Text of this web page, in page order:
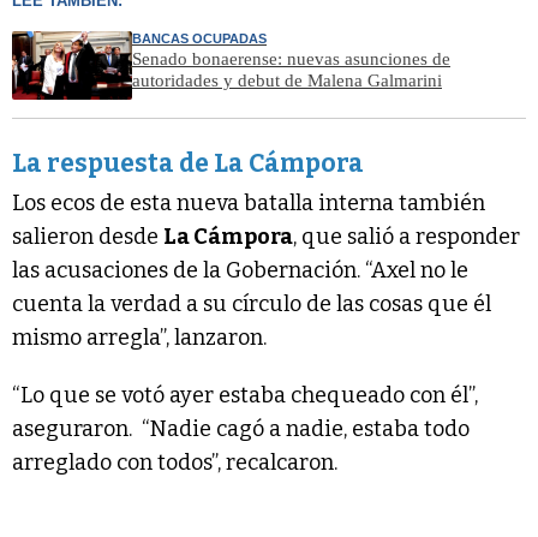
BANCAS OCUPADAS
Senado bonaerense: nuevas asunciones de
autoridades y debut de Malena Galmarini
La respuesta de La Cámpora
Los ecos de esta nueva batalla interna también
salieron desde La Cámpora, que salió a responder
las acusaciones de la Gobernación. “Axel no le
cuenta la verdad a su círculo de las cosas que él
mismo arregla”, lanzaron.
“Lo que se votó ayer estaba chequeado con él”,
aseguraron. “Nadie cagó a nadie, estaba todo
arreglado con todos”, recalcaron.